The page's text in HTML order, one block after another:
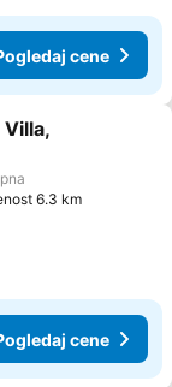
cene
6.3 km
cene